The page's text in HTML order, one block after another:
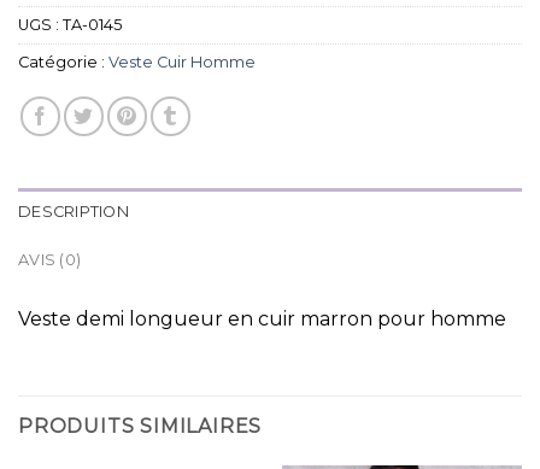
UGS : TA-0145
Catégorie : Veste Cuir Homme
DESCRIPTION
AVIS (0)
Veste demi longueur en cuir marron pour homme
PRODUITS SIMILAIRES